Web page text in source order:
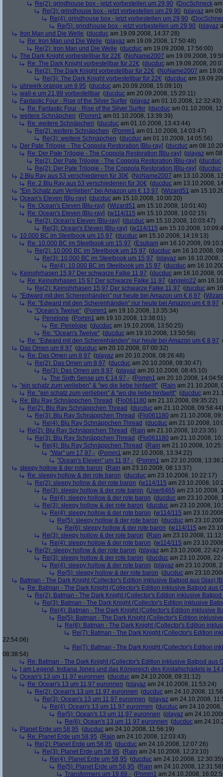
Re(2): grindhouse box - jetzt vorbestellen um 29,90 (DocSchneck
Re(3): grindhouse box - jetzt vorbestellen um 29,90 (playaz am
Re(4): grindhouse box - jetzt vorbestellen um 29,90 (
Re(5): grindhouse box - jetzt vorbestellen um 29,90 (playaz
Iron Man und Die Welle (ducduc am 19.09.2008, 14:37:28)
Re: Iron Man und Die Welle (playaz am 19.09.2008, 17:50:48)
Re(2): Iron Man und Die Welle (ducduc am 19.09.2008, 17:56:00)
The Dark Knight vorbestellbar für 22€ (NoName2007 am 19.09.2008,
Re: The Dark Knight vorbestellbar für 22€ (ducduc am 19.09.2008,
Re(2): The Dark Knight vorbestellbar für 22€ (NoName2007 am
Re(3): The Dark Knight vorbestellbar für 22€ (ducduc am
uhrwerk orange um 9,95 (ducduc am 20.09.2008, 15:09:10)
wall-e um 21,99 vorbestellbar (ducduc am 20.09.2008, 15:20:11)
Fantastic Four - Rise of the Silver Surfer (playaz am 01.10.2008, 12:32:43)
Re: Fantastic Four - Rise of the Silver Surfer (ducduc am 01.10.2008,
weitere Schnäpchen (Pomm1 am 01.10.2008, 13:39:39)
Re: weitere Schnäpchen (ducduc am 01.10.2008, 13:43:44)
Re(2): weitere Schnäpchen (Pomm1 am 01.10.2008, 14:03:47)
Re(3): weitere Schnäpchen (ducduc am 01.10.2008, 14:05:56)
Der Pate Trilogie - The Coppola Restoration [Blu-ray] (ducduc am
Re: Der Pate Trilogie - The Coppola Restoration [Blu-ray] (playaz am
Re(2): Der Pate Trilogie - The Coppola Restoration [Blu-ray] (ducduc
Re(2): Der Pate Trilogie - The Coppola Restoration [Blu-ray] (ducduc
2 Blu Ray aus 53 verschiedenen für 30€ (NoName2007 am 13.10.2008,
Re: 2 Blu Ray aus 53 verschiedenen für 30€ (ducduc am 13.10.2008,
"Ein Schatz zum Verlieben" bei Amazon um € 13,97 (Wizard51 am
Ocean's Eleven [Blu-ray] (ducduc am 15.10.2008, 10:00:20)
Re: Ocean's Eleven [Blu-ray] (Wizard51 am 15.10.2008, 10:01:40)
Re: Ocean's Eleven [Blu-ray] (w114/115 am 15.10.2008, 10:02:15)
Re(2): Ocean's Eleven [Blu-ray] (ducduc am 15.10.2008, 10:03:47)
Re(3): Ocean's Eleven [Blu-ray] (w114/115 am 15.10.2008,
10.000 BC im Steelbook um 15,97 (ducduc am 15.10.2008, 14:19:13)
Re: 10.000 BC im Steelbook um 15,97 (Esubam am 16.10.2008,
Re(2): 10.000 BC im Steelbook um 15,97 (ducduc am 16.10.2008,
Re(3): 10.000 BC im Steelbook um 15,97 (playaz am 16.10.2008,
Re(4): 10.000 BC im Steelbook um 15,97 (ducduc am
Keinohrhasen 15,97 Der schwarze Falke 11,97 (ducduc am 16.10.2008,
Re: Keinohrhasen 15,97 Der schwarze Falke 11,97 (angelo22 am
Re(2): Keinohrhasen 15,97 Der schwarze Falke 11,97 (ducduc am
"Edward mit den Scherenhänden" nur heute bei Amazon um € 8,97 (
Re: "Edward mit den Scherenhänden" nur heute bei Amazon um € 8,97
"Ocean's Twelve" (Pomm1 am 19.10.2008, 13:35:34)
Penelope (Pomm1 am 19.10.2008, 13:38:01)
Re: Penelope (ducduc am 19.10.2008, 13:50:25)
Re: "Ocean's Twelve" (ducduc am 19.10.2008, 13:50:56)
Re: "Edward mit den Scherenhänden" nur heute bei Amazon um € 8,97
Das Omen um 8,97 (ducduc am 20.10.2008, 07:00:32)
Re: Das Omen um 8,97 (playaz am 20.10.2008, 08:26:48)
Re(2): Das Omen um 8,97 (ducduc am 20.10.2008, 08:30:47)
Re(3): Das Omen um 8,97 (playaz am 20.10.2008, 08:45:10)
The Sixth Sense um € 14,97,- (Pomm1 am 20.10.2008,
"ein schatz zum verlieben" & "wo die liebe hinfaellt" (Rain am 21.10.2008,
Re: "ein schatz zum verlieben" & "wo die liebe hinfaellt" (ducduc am
Re: Blu Ray Schnäppchen Thread (Flo061180 am 21.10.2008, 09:35:22)
Re(2): Blu Ray Schnäppchen Thread (ducduc am 21.10.2008, 09:58:44)
Re(3): Blu Ray Schnäppchen Thread (Flo061180 am 21.10.2008,
Re(4): Blu Ray Schnäppchen Thread (ducduc am 21.10.2008,
Re(2): Blu Ray Schnäppchen Thread (Rain am 21.10.2008, 10:23:35)
Re(3): Blu Ray Schnäppchen Thread (Flo061180 am 21.10.2008,
Re(4): Blu Ray Schnäppchen Thread (Rain am 21.10.2008,
"War" um 17,97,- (Pomm1 am 22.10.2008, 13:34:22)
"Ocean's Eleven" um 11,97,- (Pomm1 am 22.10.2008,
sleepy hollow & der rote baron (Rain am 23.10.2008, 08:13:37)
Re: sleepy hollow & der rote baron (ducduc am 23.10.2008, 10:22:17)
Re(2): sleepy hollow & der rote baron (w114/115 am 23.10.2008,
Re(3): sleepy hollow & der rote baron (User6465 am 23.10.2008,
Re(4): sleepy hollow & der rote baron (ducduc am 23.10.2008,
Re(3): sleepy hollow & der rote baron (ducduc am 23.10.2008,
Re(4): sleepy hollow & der rote baron (w114/115 am
Re(5): sleepy hollow & der rote baron (ducduc am
Re(6): sleepy hollow & der rote baron (w114/115 am
Re(3): sleepy hollow & der rote baron (Rain am 23.10.2008,
Re(4): sleepy hollow & der rote baron (w114/115 am
Re(2): sleepy hollow & der rote baron (playaz am 23.10.2008,
Re(3): sleepy hollow & der rote baron (ducduc am 23.10.2008,
Re(4): sleepy hollow & der rote baron (playaz am 23.10.2008,
Re(5): sleepy hollow & der rote baron (ducduc am
Batman - The Dark Knight (Collector's Edition inklusive Batpod aus Glas)
Re: Batman - The Dark Knight (Collector's Edition inklusive Batpod aus
Re(2): Batman - The Dark Knight (Collector's Edition inklusive
Re(3): Batman - The Dark Knight (Collector's Edition inklusive
Re(4): Batman - The Dark Knight (Collector's Edition inklusive
Re(5): Batman - The Dark Knight (Collector's Edition
Re(6): Batman - The Dark Knight (Collector's Edition
Re(7): Batman - The Dark Knight (Collector's Edition
22:54:06)
Re(7): Batman - The Dark Knight (Collector's Edition
08:38:54)
Re: Batman - The Dark Knight (Collector's Edition inklusive Batpod aus
I am Legend, Indiana Jones und das Königreich des Kristallschädels je
Ocean's 13 um 11,97 euronnen (ducduc am 24.10.2008, 09:31:12)
Re: Ocean's 13 um 11,97 euronnen (playaz am 24.10.2008, 11:53:24)
Re(2): Ocean's 13 um 11,97 euronnen (ducduc am 24.10.2008,
Re(3): Ocean's 13 um 11,97 euronnen (playaz am 24.10.2008,
Re(4): Ocean's 13 um 11,97 euronnen (ducduc am
Re(5): Ocean's 13 um 11,97 euronnen (playaz am
Re(6): Ocean's 13 um 11,97 euronnen (ducduc am
Planet Erde um 58,95 (ducduc am 24.10.2008, 11:56:19)
Re: Planet Erde um 58,95 (Rain am 24.10.2008, 12:03:43)
Re(2): Planet Erde um 58,95 (ducduc am 24.10.2008, 12:07:26)
Re(3): Planet Erde um 58,95 (Rain am 24.10.2008, 12:23:10)
Re(4): Planet Erde um 58,95 (ducduc am 24.10.2008, 12:30:35)
Re(5): Planet Erde um 58,95 (Rain am 24.10.2008, 12:31:58)
Transformers um 19,89,- (Pomm1 am 24.10.2008,